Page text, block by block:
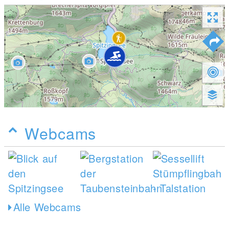
Webcams
Alle Webcams